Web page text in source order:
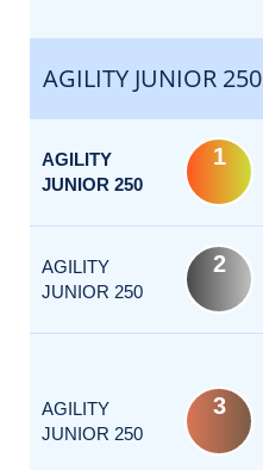
AGILITY JUNIOR 250
AGILITY
JUNIOR 250
1
AGILITY
JUNIOR 250
2
AGILITY
JUNIOR 250
3